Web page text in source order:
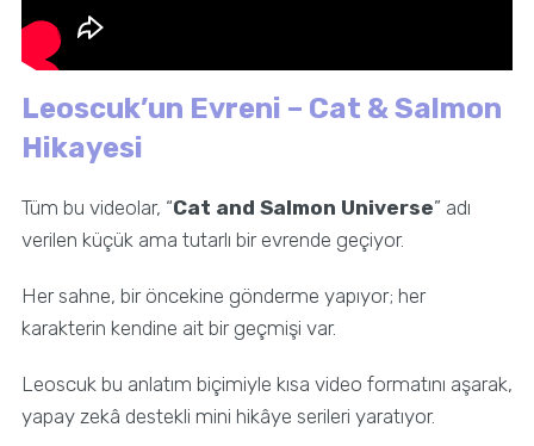
Leoscuk’un Evreni – Cat & Salmon
Hikayesi
Tüm bu videolar, “Cat and Salmon Universe” adı
verilen küçük ama tutarlı bir evrende geçiyor.
Her sahne, bir öncekine gönderme yapıyor; her
karakterin kendine ait bir geçmişi var.
Leoscuk bu anlatım biçimiyle kısa video formatını aşarak,
yapay zekâ destekli mini hikâye serileri yaratıyor.